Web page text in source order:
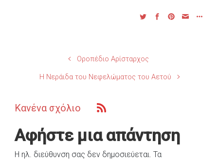
Οροπέδιο Αρίσταρχος
Η Νεράιδα του Νεφελώματος του Αετού
Κανένα σχόλιο
Αφήστε μια απάντηση
Η ηλ. διεύθυνση σας δεν δημοσιεύεται. Τα